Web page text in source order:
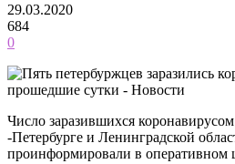
29.03.2020
684
0
Число заразившихся
-Петербурге и Ленинградской
проинформировали в оперативном